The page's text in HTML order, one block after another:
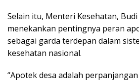
Selain itu, Menteri Kesehatan, Budi
menekankan pentingnya peran
sebagai garda terdepan dalam
kesehatan nasional.
“Apotek desa adalah